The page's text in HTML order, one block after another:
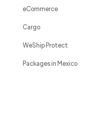
eCommerce
Cargo
WeShip Protect
Packages in Mexico